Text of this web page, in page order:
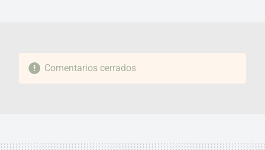
Comentarios cerrados